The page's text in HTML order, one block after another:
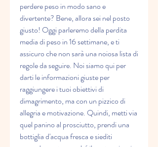
perdere peso in modo sano e
divertente? Bene, allora sei nel posto
giusto! Oggi parleremo della perdita
media di peso in 16 settimane, e ti
assicuro che non sarà una noiosa lista di
regole da seguire. Noi siamo qui per
darti le informazioni giuste per
raggiungere i tuoi obiettivi di
dimagrimento, ma con un pizzico di
allegria e motivazione. Quindi, metti via
quel panino al prosciutto, prendi una
bottiglia d'acqua fresca e siediti